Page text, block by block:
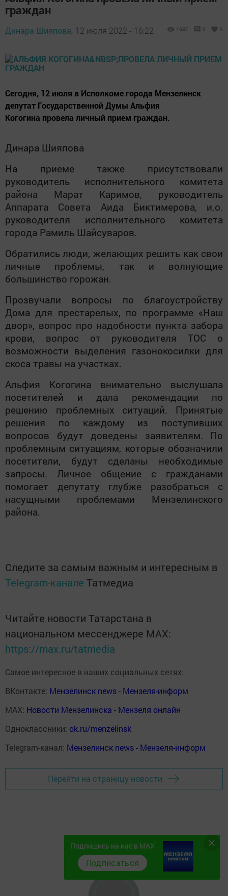
граждан
Динара Шияпова, 12 июля 2022 - 16:22 1687 0 0
Сегодня, 12 июля в Исполкоме города Мензелинск
депутат Государственной Думы Альфия
Когогина провела личный прием граждан.
Динара Шияпова
На приеме также присутствовали
руководитель исполнительного комитета
района Марат Каримов, руководитель
Аппарата Совета Аида Биктимерова, и.о.
руководителя исполнительного комитета
города Рамиль Шайсуваров.
Обратились люди, желающих решить как свои
личные проблемы, так и волнующие
большинство горожан.
Прозвучали вопросы по благоустройству
Дома для престарелых, по программе «Наш
двор», вопрос про надобности пункта забора
крови, вопрос от руководителя ТОС о
возможности выделения газонокосилки для
скоса травы на участках.
Альфия Когогина внимательно выслушала
посетителей и дала рекомендации по
решению проблемных ситуаций. Принятые
решения по каждому из поступивших
вопросов будут доведены заявителям. По
проблемным ситуациям, которые обозначили
посетители, будут сделаны необходимые
запросы. Личное общение с гражданами
помогает депутату глубже разобраться с
насущными проблемами Мензелинского
района.
Следите за самым важным и интересным в
Telegram-канале Татмедиа
Читайте новости Татарстана в
национальном мессенджере MАХ:
https://max.ru/tatmedia
Самое интересное в наших социальных сетях:
ВКонтакте: Мензелинск news - Мензеля-информ
MAX: Новости Мензелинска - Мензеля онлайн
Одноклассники: ok.ru/menzelinsk
Telegram-канал: Мензелинск news - Мензеля-информ
Перейти на страницу новости
Подпишись на нас в MAX
Подписаться